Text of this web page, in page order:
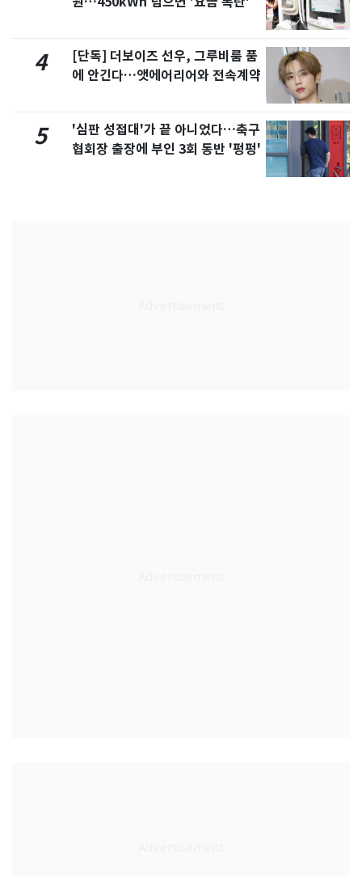
4
[단독] 더보이즈 선우, 그루비룸 품
에 안긴다…앳에어리어와 전속계약
5
'심판 성접대'가 끝 아니었다…축구
협회장 출장에 부인 3회 동반 '펑펑'